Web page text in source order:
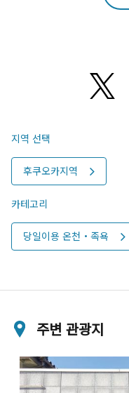
지역 선택
후쿠오카지역
카테고리
당일이용 온천・족욕
주변 관광지